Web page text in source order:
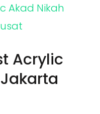
Acrylic